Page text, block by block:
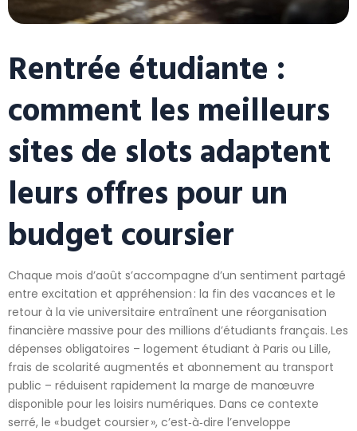
Rentrée étudiante :
comment les meilleurs
sites de slots adaptent
leurs offres pour un
budget coursier
Chaque mois d’août s’accompagne d’un sentiment partagé
entre excitation et appréhension : la fin des vacances et le
retour à la vie universitaire entraînent une réorganisation
financière massive pour des millions d’étudiants français. Les
dépenses obligatoires – logement étudiant à Paris ou Lille,
frais de scolarité augmentés et abonnement au transport
public – réduisent rapidement la marge de manœuvre
disponible pour les loisirs numériques. Dans ce contexte
serré, le « budget coursier », c’est‑à‑dire l’enveloppe